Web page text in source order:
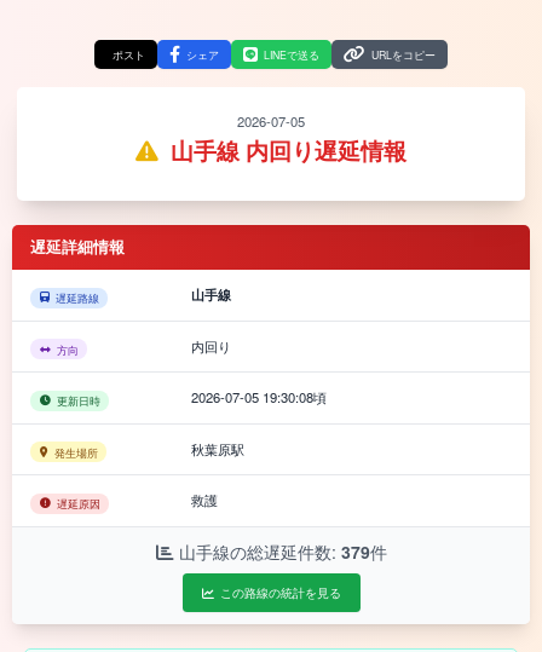
ポスト シェア LINEで送る URLをコピー
2026-07-05
山手線 内回り遅延情報
遅延詳細情報
遅延路線 山手線
方向 内回り
更新日時 2026-07-05 19:30:08頃
発生場所 秋葉原駅
遅延原因 救護
山手線の総遅延件数: 379件
この路線の統計を見る